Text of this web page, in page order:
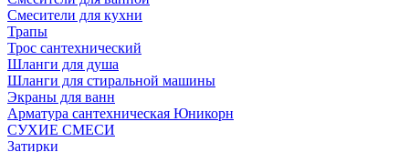
Смесители для кухни
Трапы
Трос сантехнический
Шланги для душа
Шланги для стиральной машины
Экраны для ванн
Арматура сантехническая Юникорн
СУХИЕ СМЕСИ
Затирки